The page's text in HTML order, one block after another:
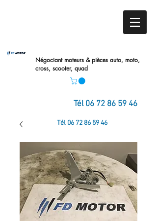
Négociant moteurs & pièces auto, moto,
cross, scooter, quad
Tél 06 72 86 59 46
Tél 06 72 86 59 46